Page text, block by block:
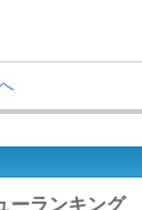
ーランキング